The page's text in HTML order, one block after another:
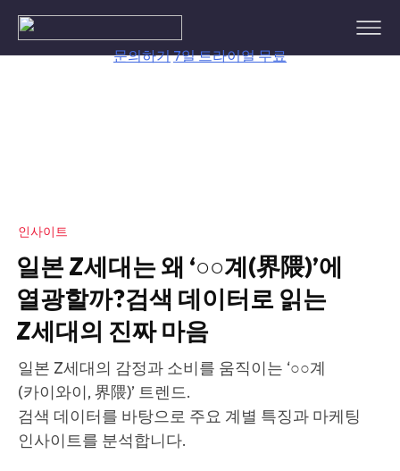
content
문의하기7일 트라이얼 무료
인사이트
일본 Z세대는 왜 ‘○○계(界隈)’에
열광할까?검색 데이터로 읽는
Z세대의 진짜 마음
일본 Z세대의 감정과 소비를 움직이는 ‘○○계
(카이와이, 界隈)’ 트렌드.
검색 데이터를 바탕으로 주요 계별 특징과 마케팅
인사이트를 분석합니다.